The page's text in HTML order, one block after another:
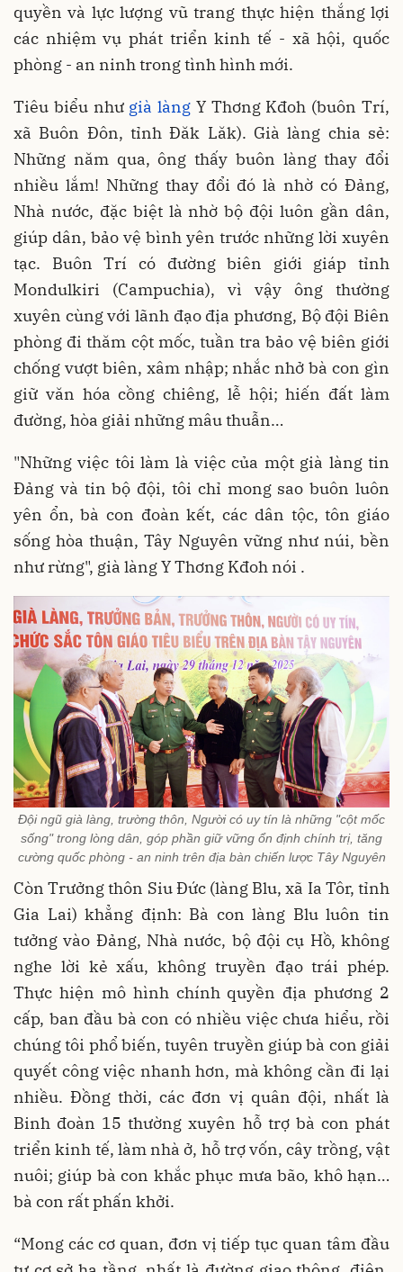
quyền và lực lượng vũ trang thực hiện thắng lợi
các nhiệm vụ phát triển kinh tế - xã hội, quốc
phòng - an ninh trong tình hình mới.
Tiêu biểu như già làng Y Thơng Kđoh (buôn Trí,
xã Buôn Đôn, tỉnh Đăk Lăk). Già làng chia sẻ:
Những năm qua, ông thấy buôn làng thay đổi
nhiều lắm! Những thay đổi đó là nhờ có Đảng,
Nhà nước, đặc biệt là nhờ bộ đội luôn gần dân,
giúp dân, bảo vệ bình yên trước những lời xuyên
tạc. Buôn Trí có đường biên giới giáp tỉnh
Mondulkiri (Campuchia), vì vậy ông thường
xuyên cùng với lãnh đạo địa phương, Bộ đội Biên
phòng đi thăm cột mốc, tuần tra bảo vệ biên giới
chống vượt biên, xâm nhập; nhắc nhở bà con gìn
giữ văn hóa cồng chiêng, lễ hội; hiến đất làm
đường, hòa giải những mâu thuẫn…
"Những việc tôi làm là việc của một già làng tin
Đảng và tin bộ đội, tôi chỉ mong sao buôn luôn
yên ổn, bà con đoàn kết, các dân tộc, tôn giáo
sống hòa thuận, Tây Nguyên vững như núi, bền
như rừng", già làng Y Thơng Kđoh nói .
Đội ngũ già làng, trường thôn, Người có uy tín là những "cột mốc
sống" trong lòng dân, góp phần giữ vững ổn định chính trị, tăng
cường quốc phòng - an ninh trên địa bàn chiến lược Tây Nguyên
Còn Trưởng thôn Siu Đức (làng Blu, xã Ia Tôr, tỉnh
Gia Lai) khẳng định: Bà con làng Blu luôn tin
tưởng vào Đảng, Nhà nước, bộ đội cụ Hồ, không
nghe lời kẻ xấu, không truyền đạo trái phép.
Thực hiện mô hình chính quyền địa phương 2
cấp, ban đầu bà con có nhiều việc chưa hiểu, rồi
chúng tôi phổ biến, tuyên truyền giúp bà con giải
quyết công việc nhanh hơn, mà không cần đi lại
nhiều. Đồng thời, các đơn vị quân đội, nhất là
Binh đoàn 15 thường xuyên hỗ trợ bà con phát
triển kinh tế, làm nhà ở, hỗ trợ vốn, cây trồng, vật
nuôi; giúp bà con khắc phục mưa bão, khô hạn…
bà con rất phấn khởi.
“Mong các cơ quan, đơn vị tiếp tục quan tâm đầu